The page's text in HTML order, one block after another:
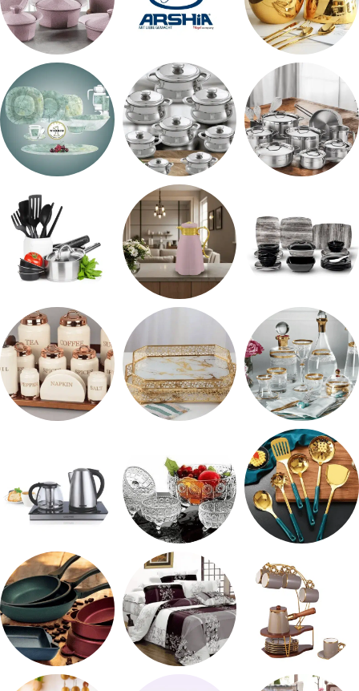
ARSHiA حلل جرانيت
حلل المونيا
طقم ميلامين ترمس شاي رفايع المطبخ
شربات وكاسات
طقم خشاف ادوات كهربائية
طقم قهوه وشاي مقلايه وطاجن